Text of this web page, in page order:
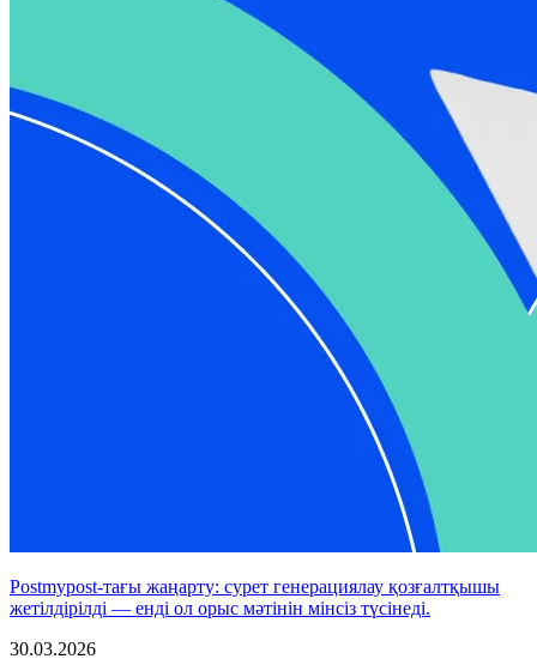
Postmypost-тағы жаңарту: сурет генерациялау қозғалтқышы
жетілдірілді — енді ол орыс мәтінін мінсіз түсінеді.
30.03.2026